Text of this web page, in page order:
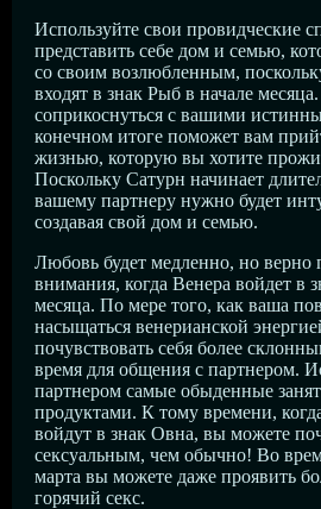
Используйте свои провидческие
представить себе дом и семью,
со своим возлюбленным,
входят в знак Рыб в начале
соприкоснуться с вашими
конечном итоге поможет вам
жизнью, которую вы хотите
Поскольку Сатурн начинает
вашему партнеру нужно будет
создавая свой дом и семью.
Любовь будет медленно, но верно
внимания, когда Венера войдет в
месяца. По мере того, как ваша
насыщаться венерианской
почувствовать себя более
время для общения с партнером.
партнером самые обыденные
продуктами. К тому времени,
войдут в знак Овна, вы можете
сексуальным, чем обычно! Во
марта вы можете даже проявить
горячий секс.